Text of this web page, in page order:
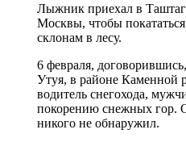
Лыжник приехал в
Москвы, чтобы
склонам в лесу.
6 февраля,
Утуя, в районе Каменной
водитель снегохода,
покорению снежных гор.
никого не обнаружил.